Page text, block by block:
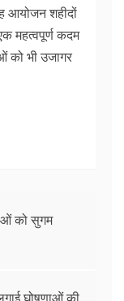
आयोजन शहीदों
महत्वपूर्ण कदम
को भी उजागर
को सुगम
घोषणाओं की